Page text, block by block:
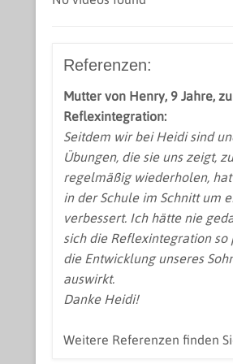
Referenzen:
Mutter von Henry, 9 Jahre,
Reflexintegration:
Seitdem wir bei Heidi sind
Übungen, die sie uns zeigt,
regelmäßig wiederholen,
in der Schule im Schnitt um
verbessert. Ich hätte nie
sich die Reflexintegration so
die Entwicklung unseres
auswirkt.
Danke Heidi!
Weitere Referenzen finden